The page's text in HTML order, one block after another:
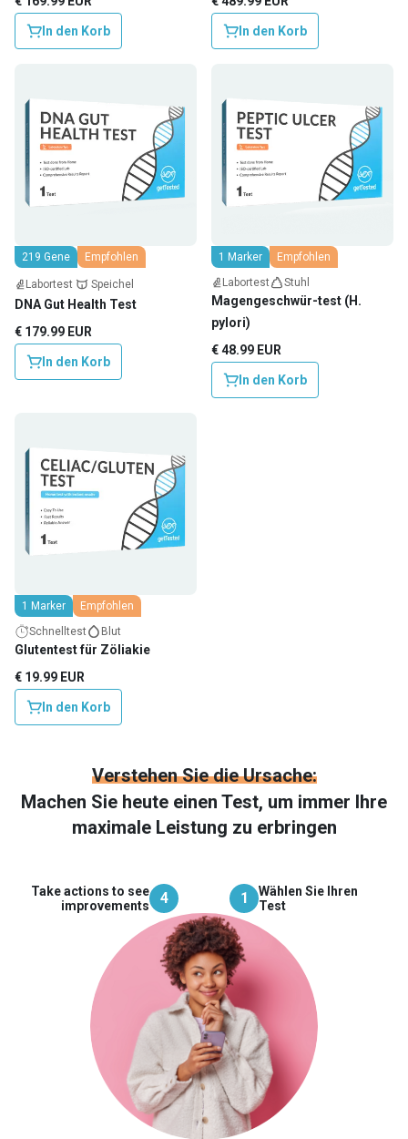
In den Korb In den Korb
219 Gene Empfohlen
Labortest Speichel
DNA Gut Health Test
€ 179.99 EUR
In den Korb
1 Marker
Empfohlen
Labortest
Stuhl
Magengeschwür-test (H.
pylori)
€ 48.99 EUR
In den Korb
1 Marker
Empfohlen
Schnelltest
Blut
Glutentest für Zöliakie
€ 19.99 EUR
In den Korb
Verstehen Sie die Ursache:
Machen Sie heute einen Test, um immer Ihre
maximale Leistung zu erbringen
Take actions to see
improvements
4 1
Wählen Sie Ihren
Test